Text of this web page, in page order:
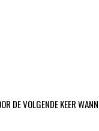
DE VOLGENDE KEER